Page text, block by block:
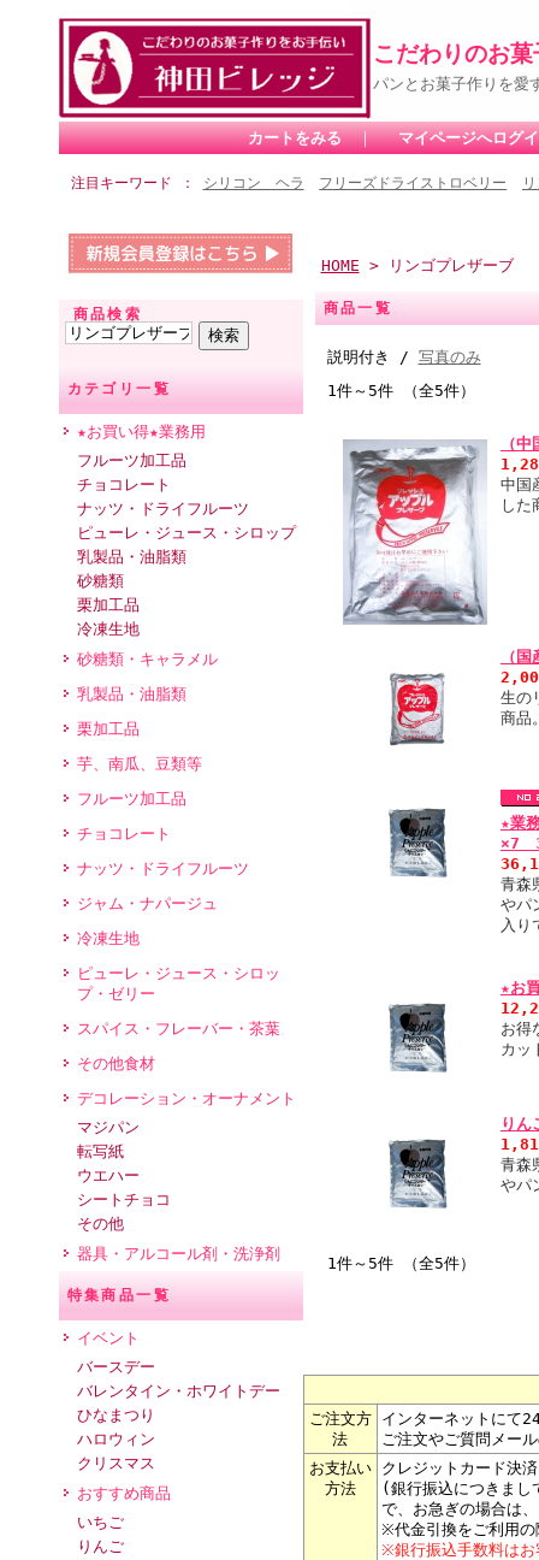
こだわりのお
パンとお菓子作りを愛
カートをみる ｜ マイページへログ
注目キーワード シリコン ヘラ フリーズドライストロベリー
商品検索
カテゴリ一覧
★お買い得★業務用
フルーツ加工品
チョコレート
ナッツ・ドライフルーツ
ピューレ・ジュース・シロップ
乳製品・油脂類
砂糖類
栗加工品
冷凍生地
砂糖類・キャラメル
乳製品・油脂類
栗加工品
芋、南瓜、豆類等
フルーツ加工品
チョコレート
ナッツ・ドライフルーツ
ジャム・ナパージュ
冷凍生地
ピューレ・ジュース・シロッ
プ・ゼリー
スパイス・フレーバー・茶葉
その他食材
デコレーション・オーナメント
マジパン
転写紙
ウエハー
シートチョコ
その他
器具・アルコール剤・洗浄剤
特集商品一覧
イベント
バースデー
バレンタイン・ホワイトデー
ひなまつり
ハロウィン
クリスマス
おすすめ商品
いちご
りんご
HOME > リンゴプレザーブ
商品一覧
説明付き / 写真のみ
1件～5件 （全5件）
（
中国
した
（
生の
商品
★業
×7 3
青森
やパ
入り
★お
お得
カッ
り
青森
やパ
1件～5件 （全5件）
ご注文方
法
インターネットにて
ご注文やご質問メー
お支払い
方法
クレジットカード決
(銀行振込につきまし
で、お急ぎの場合は
※代金引換をご利用の
※銀行振込手数料はお